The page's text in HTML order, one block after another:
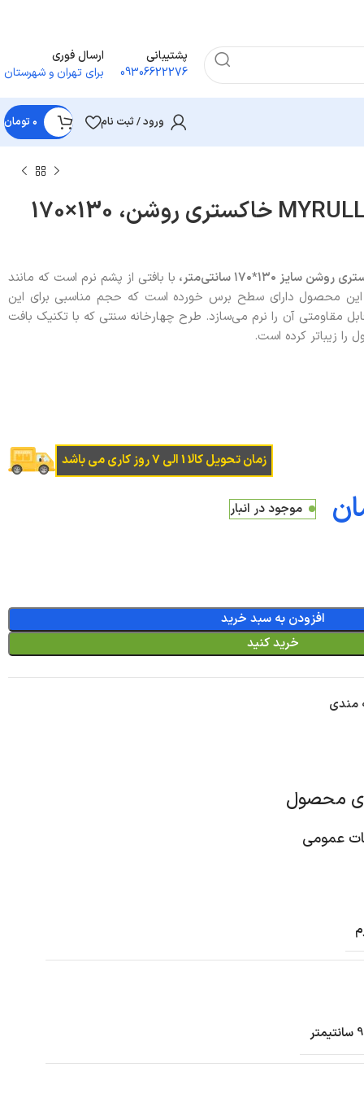
پشتیبانی
09306622276
ارسال فوری
برای تهران و شهرستان
ورود / ثبت نام ۰تومان
پتو/شال مبل ایکیا MYRULL خاکستری روشن، 130×170
سایز ۱۳۰*۱۷۰ سانتی‌متر،
با بافتی از پشم نرم است که مانند
این محصول دارای سطح برس خورده است که حجم مناسبی برای این
مقاومتی آن را نرم می‌سازد. طرح چهارخانه سنتی که با تکنیک بافت
زیباتر کرده است.
زمان تحویل کالا 1 الی 7 روز کاری می باشد
موجود در انبار
افزودن به سبد خرید
خرید کنید
مندی
محصول
عمومی